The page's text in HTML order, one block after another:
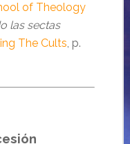
of Theology
las sectas
The Cults, p.